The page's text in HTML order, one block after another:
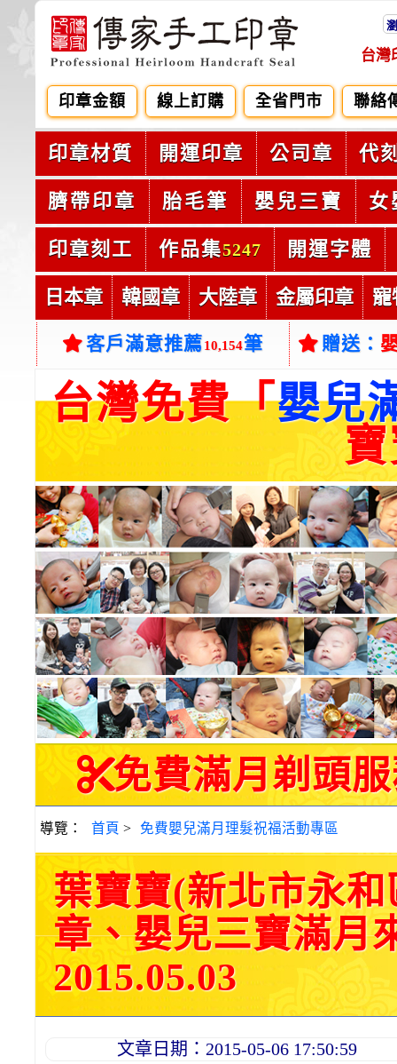
台灣
印章金額 線上訂購 全省門市 聯絡
印章材質 開運印章 公司章 代
臍帶印章 胎毛筆 嬰兒三寶 女
印章刻工 作品集5247 開運字體
日本章 韓國章 大陸章 金屬印章 寵
客戶滿意推薦10,154筆 贈送：
台灣免費「嬰兒
免費滿月剃頭服
導覽： 首頁 > 免費嬰兒滿月理髮祝福活動專區
葉寶寶(新北市永
章、嬰兒三寶滿月
2015.05.03
文章日期：2015-05-06 17:50:59